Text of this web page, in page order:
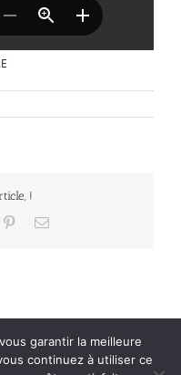
!
PinterestEmail
| Office Center : Création de
garantir la meilleure
continuez à utiliser ce